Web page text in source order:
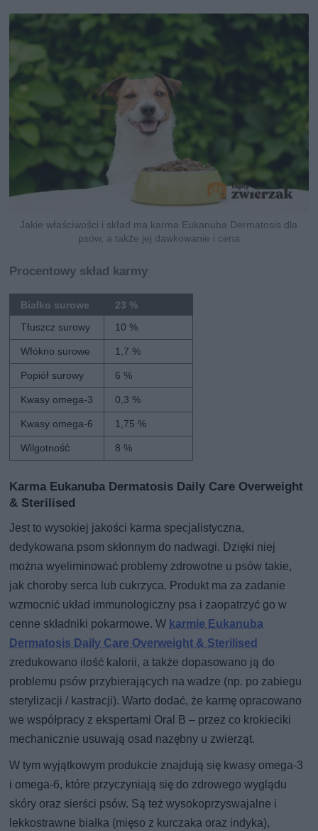
Jakie właściwości i skład ma karma Eukanuba Dermatosis dla
psów, a także jej dawkowanie i cena
Procentowy skład karmy
Białko surowe
23 %
Tłuszcz surowy
10 %
Włókno surowe 1,7 %
Popiół surowy 6 %
Kwasy omega-3 0,3 %
Kwasy omega-6 1,75 %
Wilgotność 8 %
Karma Eukanuba Dermatosis Daily Care Overweight
& Sterilised
Jest to wysokiej jakości karma specjalistyczna,
dedykowana psom skłonnym do nadwagi. Dzięki niej
można wyeliminować problemy zdrowotne u psów takie,
jak choroby serca lub cukrzyca. Produkt ma za zadanie
wzmocnić układ immunologiczny psa i zaopatrzyć go w
cenne składniki pokarmowe. W karmie Eukanuba
Dermatosis Daily Care Overweight & Sterilised
zredukowano ilość kalorii, a także dopasowano ją do
problemu psów przybierających na wadze (np. po zabiegu
sterylizacji / kastracji). Warto dodać, że karmę opracowano
we współpracy z ekspertami Oral B – przez co krokieciki
mechanicznie usuwają osad nazębny u zwierząt.
W tym wyjątkowym produkcie znajdują się kwasy omega-3
i omega-6, które przyczyniają się do zdrowego wyglądu
skóry oraz sierści psów. Są też wysokoprzyswajalne i
lekkostrawne białka (mięso z kurczaka oraz indyka),